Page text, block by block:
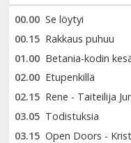
00.00 Se löytyi
00.15 Rakkaus puhuu
01.00 Betania-kodin
02.00 Etupenkillä
02.15 Rene - Taiteilija
03.05 Todistuksia
03.15 Open Doors -